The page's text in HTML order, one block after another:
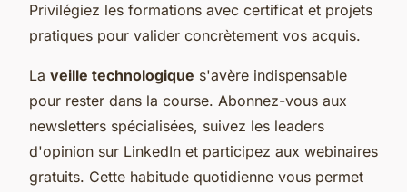
Privilégiez les formations avec certificat et projets
pratiques pour valider concrètement vos acquis.
La veille technologique s'avère indispensable
pour rester dans la course. Abonnez-vous aux
newsletters spécialisées, suivez les leaders
d'opinion sur LinkedIn et participez aux webinaires
gratuits. Cette habitude quotidienne vous permet